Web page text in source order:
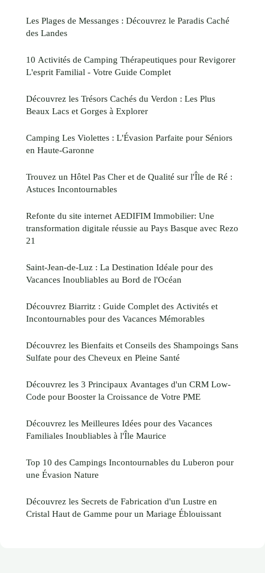
Les Plages de Messanges : Découvrez le Paradis Caché
des Landes
10 Activités de Camping Thérapeutiques pour Revigorer
L'esprit Familial - Votre Guide Complet
Découvrez les Trésors Cachés du Verdon : Les Plus
Beaux Lacs et Gorges à Explorer
Camping Les Violettes : L'Évasion Parfaite pour Séniors
en Haute-Garonne
Trouvez un Hôtel Pas Cher et de Qualité sur l'Île de Ré :
Astuces Incontournables
Refonte du site internet AEDIFIM Immobilier: Une
transformation digitale réussie au Pays Basque avec Rezo
21
Saint-Jean-de-Luz : La Destination Idéale pour des
Vacances Inoubliables au Bord de l'Océan
Découvrez Biarritz : Guide Complet des Activités et
Incontournables pour des Vacances Mémorables
Découvrez les Bienfaits et Conseils des Shampoings Sans
Sulfate pour des Cheveux en Pleine Santé
Découvrez les 3 Principaux Avantages d'un CRM Low-
Code pour Booster la Croissance de Votre PME
Découvrez les Meilleures Idées pour des Vacances
Familiales Inoubliables à l'Île Maurice
Top 10 des Campings Incontournables du Luberon pour
une Évasion Nature
Découvrez les Secrets de Fabrication d'un Lustre en
Cristal Haut de Gamme pour un Mariage Éblouissant